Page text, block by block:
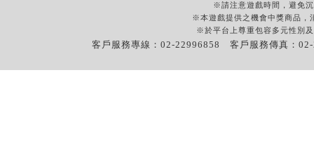
※請注意遊戲時間，避免
※本遊戲提供之機會中獎商品，
※於平台上尊重包容多元性別
客戶服務專線：02-22996858 客戶服務傳真：